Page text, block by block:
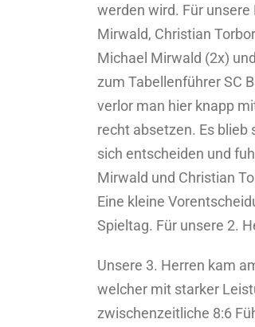
werden wird. Für
Mirwald, Christian
Michael Mirwald (2x)
zum Tabellenführer SC
verlor man hier knapp
recht absetzen. Es
sich entscheiden und
Mirwald und Christian
Eine kleine
Spieltag. Für unsere 2.
Unsere 3. Herren kam
welcher mit starker
zwischenzeitliche 8:6